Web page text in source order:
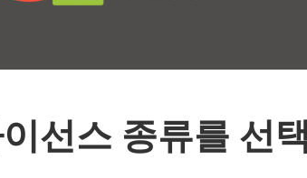
선스 종류를 선